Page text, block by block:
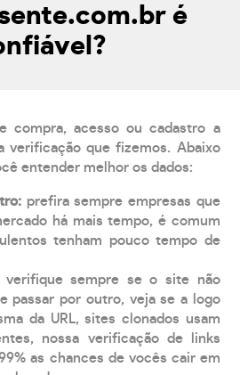
é
compra, acesso ou cadastro a
verificação que fizemos. Abaixo
entender melhor os dados:
prefira sempre empresas que
há mais tempo, é comum
tenham pouco tempo de
verifique sempre se o site não
passar por outro, veja se a logo
da URL, sites clonados usam
nossa verificação de links
as chances de vocês cair em